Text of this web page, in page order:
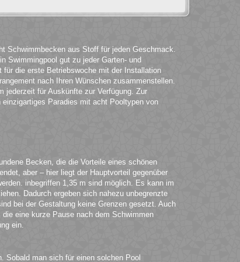
Schwimmbecken aus Stoff für jeden Geschmack.
Swimmingpool gut zu jeder Garten- und
die erste Betriebswoche mit der Installation
nach Ihren Wünschen zusammenstellen.
jederzeit für Auskünfte zur Verfügung. Zur
Paradies mit acht Pooltypen von
Becken, die die Vorteile eines schönen
aber – hier liegt der Hauptvorteil gegenüber
inbegriffen 1,35 m sind möglich. Es kann im
Dadurch ergeben sich nahezu unbegrenzte
bei der Gestaltung keine Grenzen gesetzt. Auch
eine kurze Pause nach dem Schwimmen
ein.
Sobald man sich für einen solchen Pool